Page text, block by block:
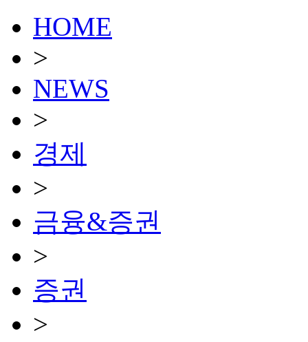
HOME
>
NEWS
>
경제
>
금융&증권
>
증권
>